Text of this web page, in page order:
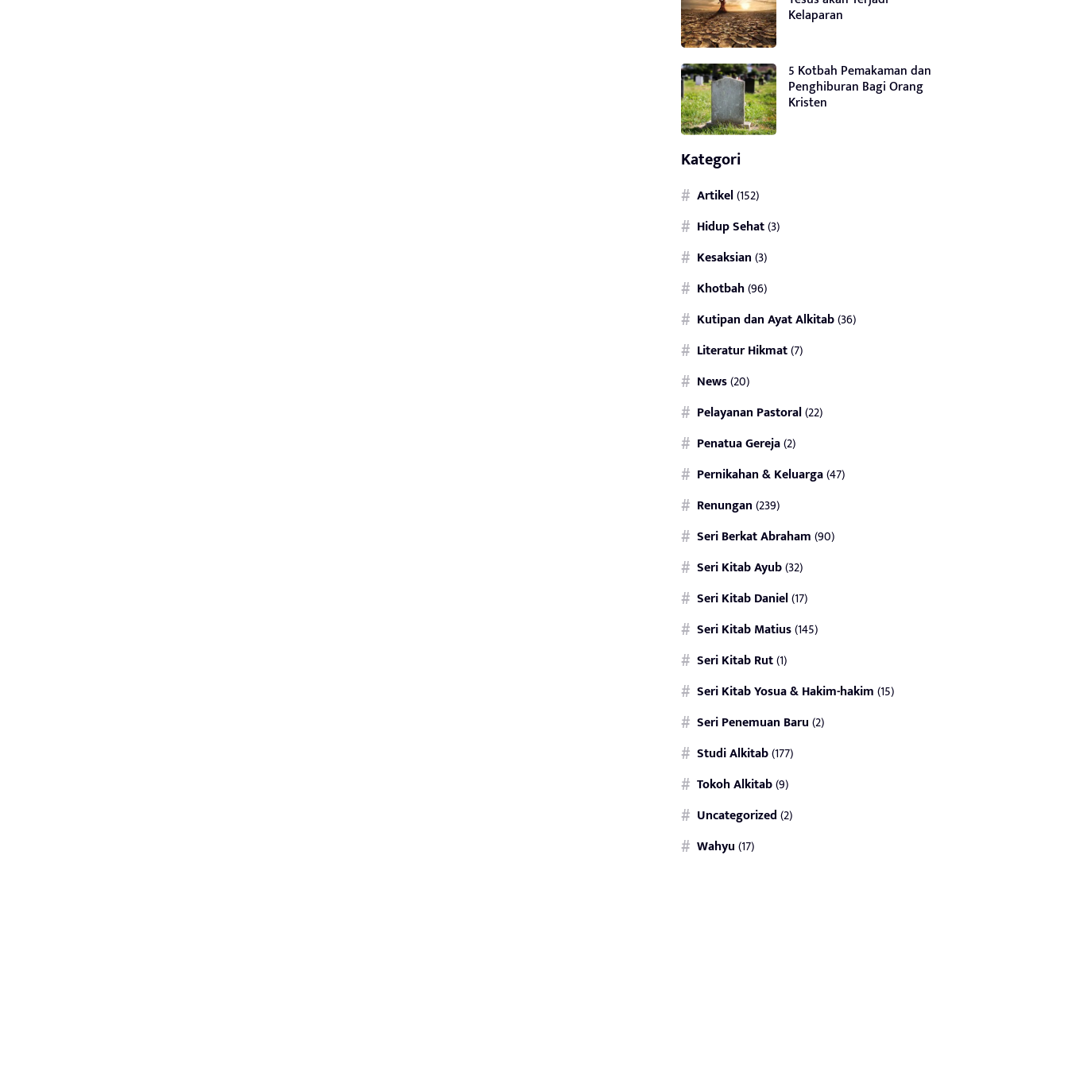
Kelaparan
5 Kotbah Pemakaman dan
Penghiburan Bagi Orang
Kristen
Kategori
Artikel(152)
Hidup Sehat(3)
Kesaksian(3)
Khotbah(96)
Kutipan dan Ayat Alkitab(36)
Literatur Hikmat(7)
News(20)
Pelayanan Pastoral(22)
Penatua Gereja(2)
Pernikahan & Keluarga(47)
Renungan(239)
Seri Berkat Abraham(90)
Seri Kitab Ayub(32)
Seri Kitab Daniel(17)
Seri Kitab Matius(145)
Seri Kitab Rut(1)
Seri Kitab Yosua & Hakim-hakim(15)
Seri Penemuan Baru(2)
Studi Alkitab(177)
Tokoh Alkitab(9)
Uncategorized(2)
Wahyu(17)